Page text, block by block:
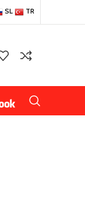
SL TR